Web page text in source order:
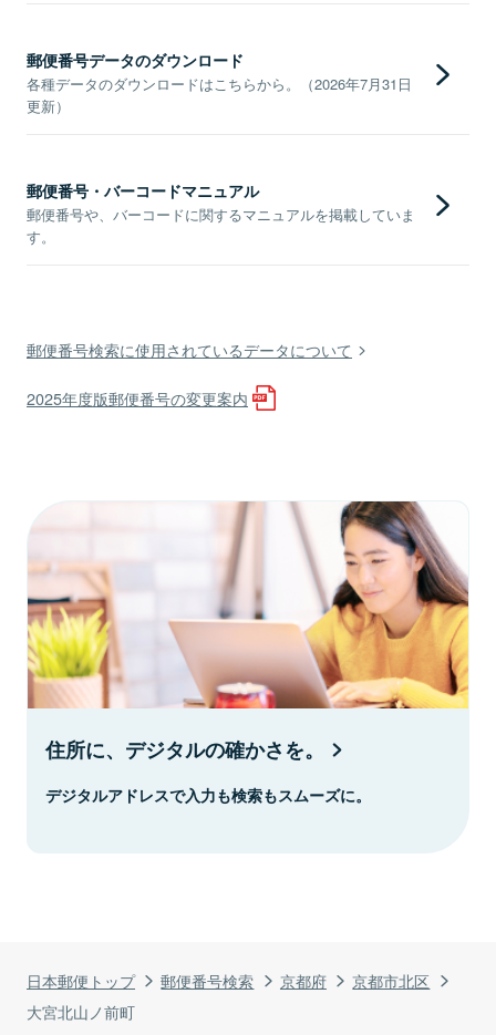
日本郵便トップ 郵便番号検索 京都府
京都市北区
大宮北山ノ前町
郵便番号データのダウンロード
各種データのダウンロードはこちらから。（2026年7月31日
更新）
郵便番号・バーコードマニュアル
郵便番号や、バーコードに関するマニュアルを掲載していま
す。
郵便番号検索に使用されているデータについて
2025年度版郵便番号の変更案内
住所に、デジタルの確かさを。
デジタルアドレスで入力も検索もスムーズに。